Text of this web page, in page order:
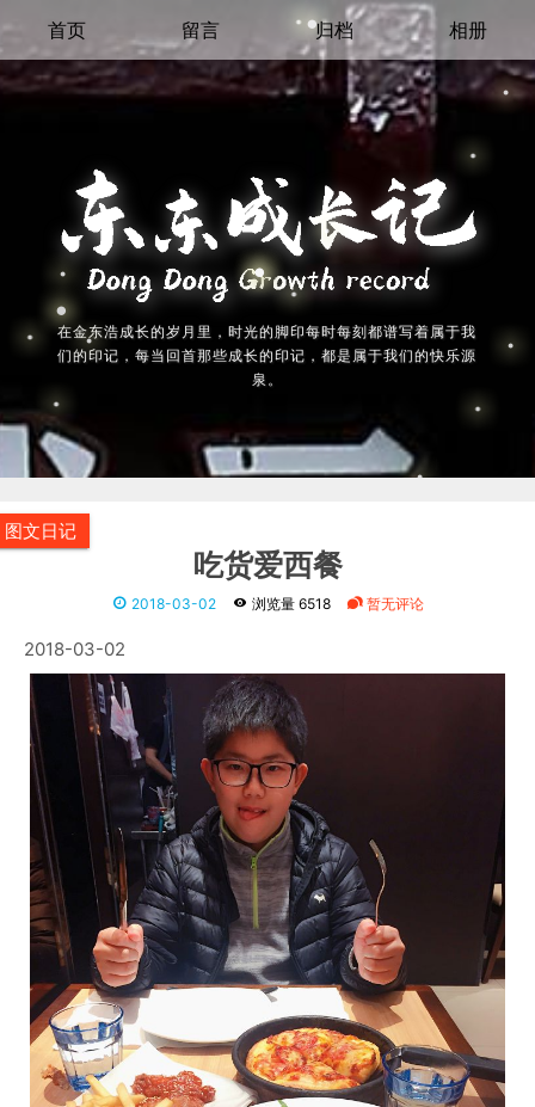
首页 留言 归档 相册
在金东浩成长的岁月里，时光的脚印每时每刻都谱写着属于我
们的印记，每当回首那些成长的印记，都是属于我们的快乐源
泉。
图文日记
吃货爱西餐
2018-03-02 浏览量 6518 暂无评论
2018-03-02